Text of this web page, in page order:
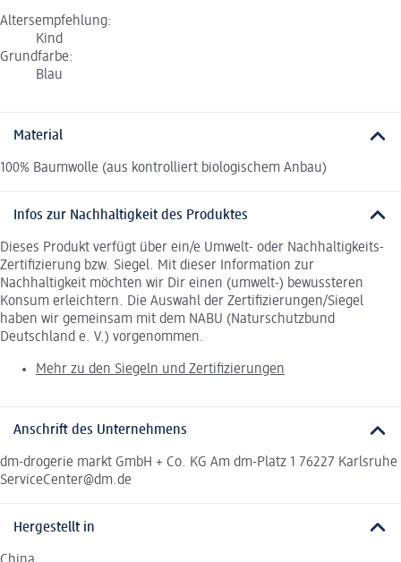
Altersempfehlung:
Kind
Grundfarbe:
Blau
Material
100% Baumwolle (aus kontrolliert biologischem Anbau)
Infos zur Nachhaltigkeit des Produktes
Dieses Produkt verfügt über ein/e Umwelt- oder Nachhaltigkeits-
Zertifizierung bzw. Siegel. Mit dieser Information zur
Nachhaltigkeit möchten wir Dir einen (umwelt-) bewussteren
Konsum erleichtern. Die Auswahl der Zertifizierungen/Siegel
haben wir gemeinsam mit dem NABU (Naturschutzbund
Deutschland e. V.) vorgenommen.
Mehr zu den Siegeln und Zertifizierungen
Anschrift des Unternehmens
dm-drogerie markt GmbH + Co. KG Am dm-Platz 1 76227 Karlsruhe
ServiceCenter@dm.de
Hergestellt in